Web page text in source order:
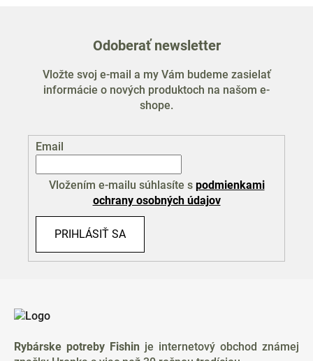
Odoberať newsletter
Vložte svoj e-mail a my Vám budeme zasielať
informácie o nových produktoch na našom e-
shope.
Email
Vložením e-mailu súhlasíte s podmienkami
ochrany osobných údajov
PRIHLÁSIŤ SA
Rybárske potreby Fishin je internetový obchod známej